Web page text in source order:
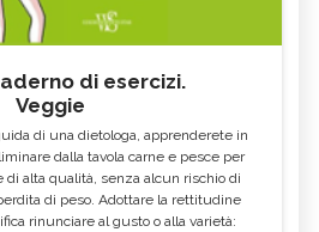
di esercizi.
Veggie
di una dietologa, apprenderete in
dalla tavola carne e pesce per
di alta qualità, senza alcun rischio di
di peso. Adottare la rettitudine
rinunciare al gusto o alla varietà: